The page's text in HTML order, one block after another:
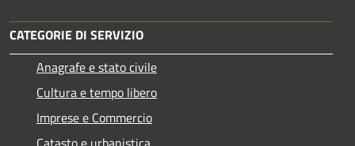
CATEGORIE DI SERVIZIO
Anagrafe e stato civile
Cultura e tempo libero
Imprese e Commercio